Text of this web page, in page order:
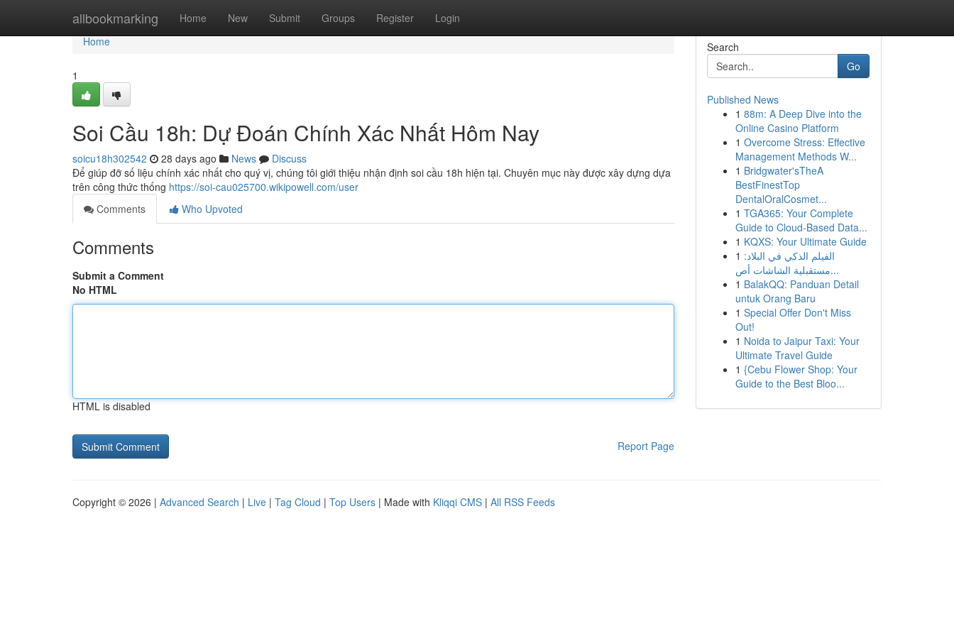
allbookmarking Home New Submit Groups Register Login
Home
Home
1
Soi Cầu 18h: Dự Đoán Chính Xác Nhất Hôm Nay
soicu18h302542 28 days ago News
Discuss
Để giúp đỡ số liệu chính xác nhất cho quý vị, chúng tôi giới thiệu nhận định soi cầu 18h hiện tại. Chuyên mục này được xây dựng dựa
trên công thức thống https://soi-cau025700.wikipowell.com/user
Comments
Who Upvoted
Comments
Submit a Comment
No HTML
HTML is disabled
Report Page
Search
Go
Published News
1 88m: A Deep Dive into the
Online Casino Platform
1 Overcome Stress: Effective
Management Methods W...
1 Bridgwater'sTheA
BestFinestTop
DentalOralCosmet...
1 TGA365: Your Complete
Guide to Cloud-Based Data...
1 KQXS: Your Ultimate Guide
1 الفيلم الذكي في البلاد:
مستقبلية الشاشات أص...
1 BalakQQ: Panduan Detail
untuk Orang Baru
1 Special Offer Don't Miss
Out!
1 Noida to Jaipur Taxi: Your
Ultimate Travel Guide
1 {Cebu Flower Shop: Your
Guide to the Best Bloo...
Copyright © 2026 | Advanced Search | Live | Tag Cloud | Top Users | Made with Kliqqi CMS | All RSS Feeds